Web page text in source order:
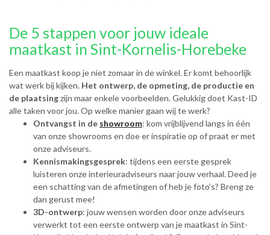
De 5 stappen voor jouw ideale
maatkast in Sint-Kornelis-Horebeke
Een maatkast koop je niet zomaar in de winkel. Er komt behoorlijk
wat werk bij kijken. Het ontwerp, de opmeting, de productie en
de plaatsingzijn maar enkele voorbeelden. Gelukkig doet Kast-ID
alle taken voor jou. Op welke manier gaan wij te werk?
Ontvangst in de showroom: kom vrijblijvend langs in één
van onze showrooms en doe er inspiratie op of praat er met
onze adviseurs.
Kennismakingsgesprek: tijdens een eerste gesprek
luisteren onze interieuradviseurs naar jouw verhaal. Deed je
een schatting van de afmetingen of heb je foto’s? Breng ze
dan gerust mee!
3D-ontwerp: jouw wensen worden door onze adviseurs
verwerkt tot een eerste ontwerp van je maatkast in Sint-